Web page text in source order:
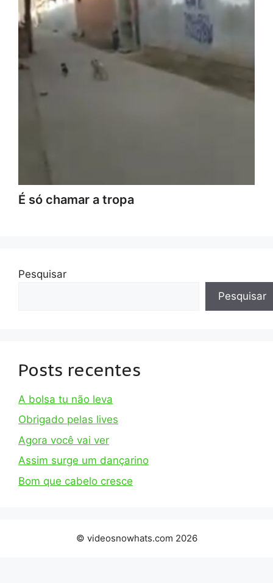
É só chamar a tropa
Pesquisar
Pesquisar
Posts recentes
A bolsa tu não leva
Obrigado pelas lives
Agora você vai ver
Assim surge um dançarino
Bom que cabelo cresce
© videosnowhats.com 2026